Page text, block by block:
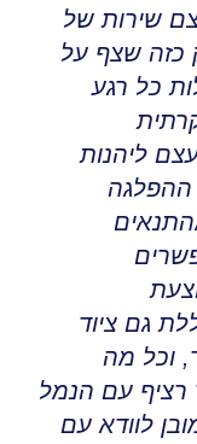
שירות של
כזה שצף על
כל רגע
ליהנות
ההפלגה
גם ציוד
, וכל מה
רציף עם הנמל
לוודא עם